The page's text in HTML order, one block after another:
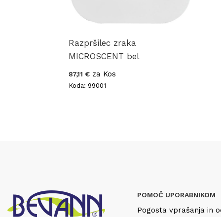
Razpršilec zraka
MICROSCENT bel
87,11 € za Kos
Koda: 99001
POMOČ UPORABNIKOM
Pogosta vprašanja in